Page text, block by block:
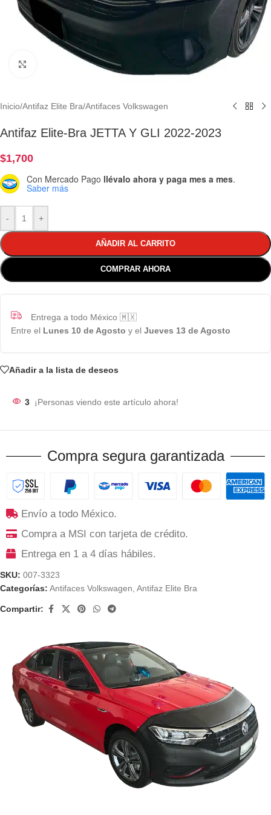
Clic para ampliar
Inicio/Antifaz Elite Bra/Antifaces Volkswagen
Antifaz Elite-Bra JETTA Y GLI 2022-2023
$1,700
Con Mercado Pago llévalo ahora y paga mes a mes.
Saber más
- +
AÑADIR AL CARRITO
COMPRAR AHORA
Entrega a todo México 🇲🇽
Entre el Lunes 10 de Agosto y el Jueves 13 de Agosto
Añadir a la lista de deseos
3 ¡Personas viendo este artículo ahora!
Compra segura garantizada
Envío a todo México.
Compra a MSI con tarjeta de crédito.
Entrega en 1 a 4 días hábiles.
SKU: 007-3323
Categorías: Antifaces Volkswagen Antifaz Elite Bra
Compartir: